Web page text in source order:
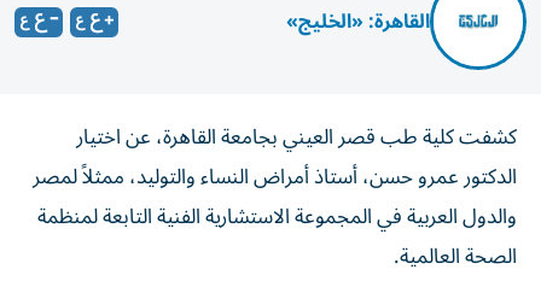
القاهرة: «الخليج»
كشفت كلية طب قصر العيني بجامعة القاهرة، عن اختيار
الدكتور عمرو حسن، أستاذ أمراض النساء والتوليد، ممثلاً لمصر
والدول العربية في المجموعة الاستشارية الفنية التابعة لمنظمة
الصحة العالمية.